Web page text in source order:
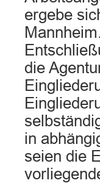
ergebe
die
in
seien die